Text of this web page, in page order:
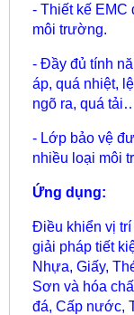
- Thiết kế EMC
môi trường.
- Đầy đủ tính
áp, quá nhiệt,
ngõ ra, quá
- Lớp bảo vệ
nhiều loại môi
Ứng dụng:
Điều khiển vị trí
giải pháp tiết
Nhựa, Giấy,
Sơn và hóa
đá, Cấp nước,